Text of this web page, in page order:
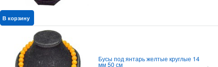
В корзину
Бусы под янтарь желтые круглые 14
мм 50 см